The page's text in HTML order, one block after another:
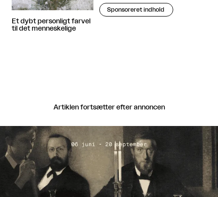
Et dybt personligt farvel
til det menneskelige
Sponsoreret indhold
Artiklen fortsætter efter annoncen